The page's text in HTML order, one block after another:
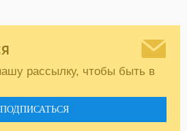
рассылку, чтобы быть в
ПОДПИСАТЬСЯ